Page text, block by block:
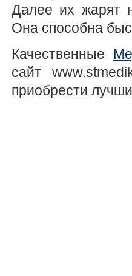
Далее их жарят
Она способна
Качественные
сайт
приобрести